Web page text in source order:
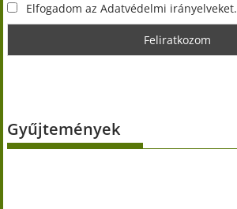
Elfogadom az Adatvédelmi irányelveket.
Gyűjtemények